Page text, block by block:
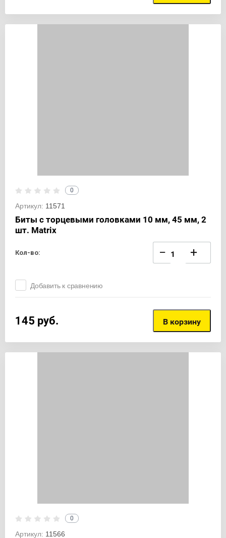
0
Артикул: 11571
Биты с торцевыми головками 10 мм, 45 мм, 2
шт. Matrix
Кол-во: − +
Добавить к сравнению
145 руб. В корзину
0
Артикул: 11566